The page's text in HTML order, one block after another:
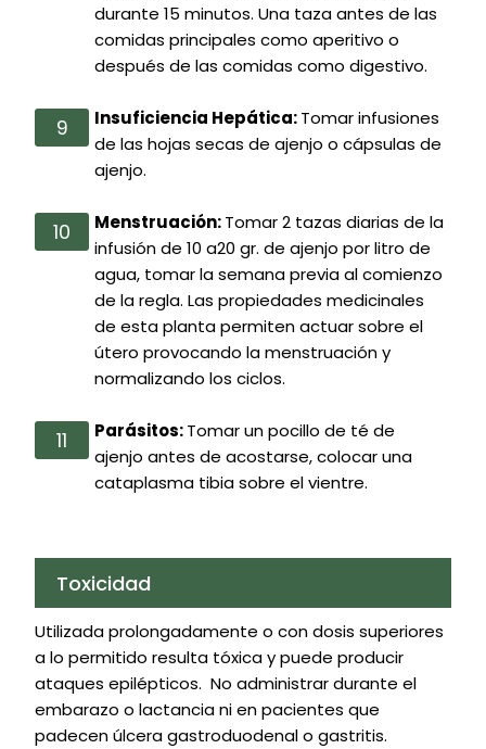
durante 15 minutos. Una taza antes de las
comidas principales como aperitivo o
después de las comidas como digestivo.
Insuficiencia Hepática:Tomar infusiones
de las hojas secas de ajenjo o cápsulas de
ajenjo.
Menstruación:Tomar 2 tazas diarias de la
infusión de 10 a20 gr. de ajenjo por litro de
agua, tomar la semana previa al comienzo
de la regla. Las propiedades medicinales
de esta planta permiten actuar sobre el
útero provocando la menstruación y
normalizando los ciclos.
Parásitos:Tomar un pocillo de té de
ajenjo antes de acostarse, colocar una
cataplasma tibia sobre el vientre.
Toxicidad
Utilizada prolongadamente o con dosis superiores
a lo permitido resulta tóxica y puede producir
ataques epilépticos. No administrar durante el
embarazo o lactancia ni en pacientes que
padecen úlcera gastroduodenal o gastritis.